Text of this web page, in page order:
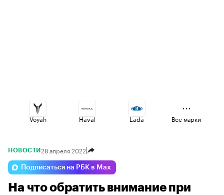
Voyah Haval Lada
Jaecoo Changan
Geely Esteo Omoda
Все марки
НОВОСТИ 28 апреля 2022
Подписаться на РБК в Max
На что обратить внимание при